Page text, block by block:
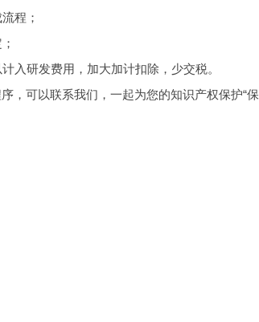
程；
入研发费用，加大加计扣除，少交税。
，可以联系我们，一起为您的知识产权保护“保